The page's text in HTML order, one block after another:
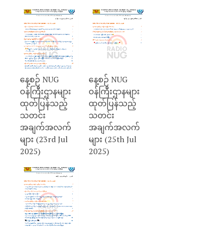
နေ့စဉ် NUG
ဝန်ကြီးဌာနများ
ထုတ်ပြန်သည့်
သတင်း
အချက်အလက်
များ (23rd Jul
2025)
နေ့စဉ် NUG
ဝန်ကြီးဌာနများ
ထုတ်ပြန်သည့်
သတင်း
အချက်အလက်
များ (25th Jul
2025)